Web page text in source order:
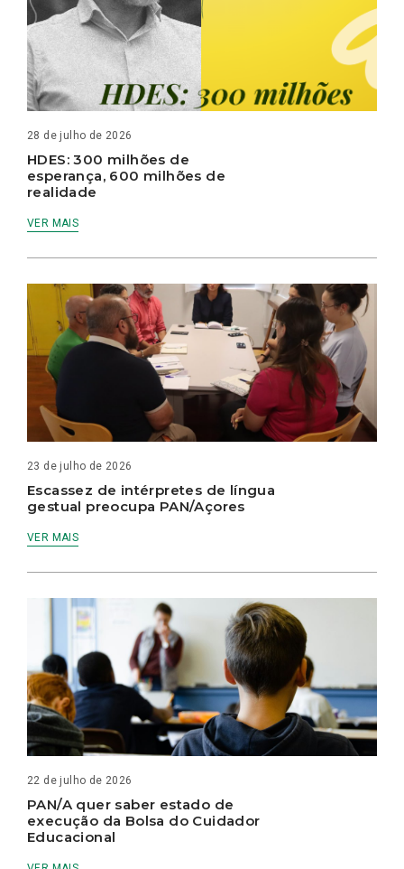
28 de julho de 2026
HDES: 300 milhões de
esperança, 600 milhões de
realidade
VER MAIS
23 de julho de 2026
Escassez de intérpretes de língua
gestual preocupa PAN/Açores
VER MAIS
22 de julho de 2026
PAN/A quer saber estado de
execução da Bolsa do Cuidador
Educacional